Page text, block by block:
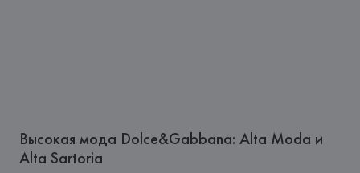
Высокая мода Dolce&Gabbana: Alta Moda и
Alta Sartoria